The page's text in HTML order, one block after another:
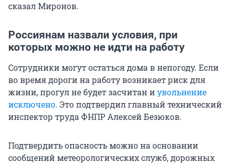
сказал Миронов.
Россиянам назвали условия, при
которых можно не идти на работу
Сотрудники могут остаться дома в непогоду. Если
во время дороги на работу возникает риск для
жизни, прогул не будет засчитан иувольнение
исключено. Это подтвердил главный технический
инспектор труда ФНПР Алексей Безюков.
Подтвердить опасность можно на основании
сообщений метеорологических служб, дорожных